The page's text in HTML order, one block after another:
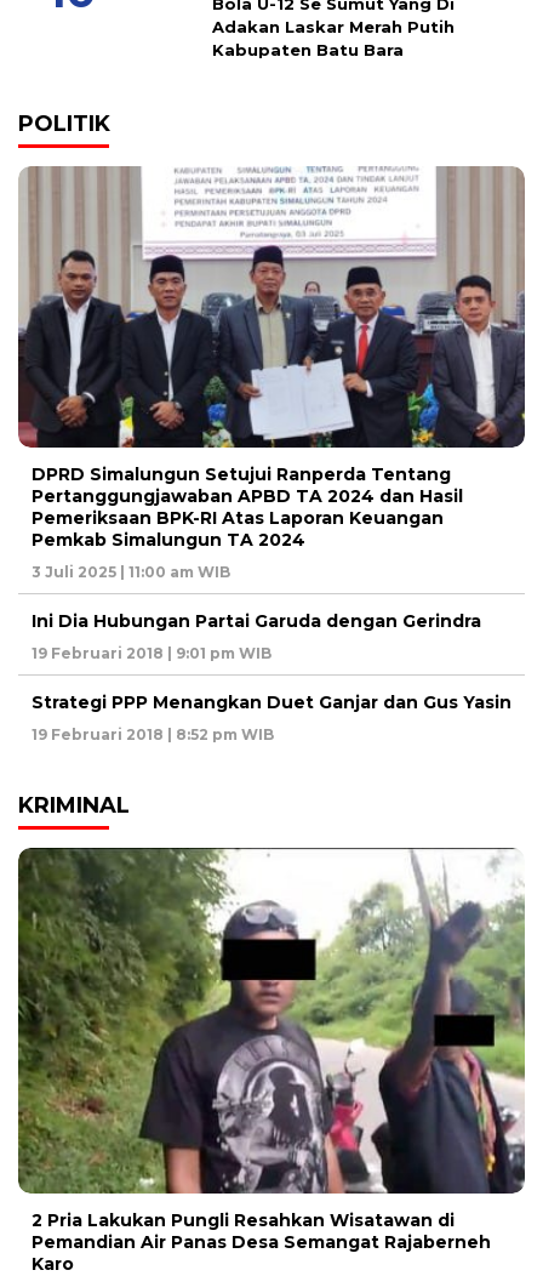
Adakan Laskar Merah Putih
Kabupaten Batu Bara
POLITIK
DPRD Simalungun Setujui Ranperda Tentang
Pertanggungjawaban APBD TA 2024 dan Hasil
Pemeriksaan BPK-RI Atas Laporan Keuangan
Pemkab Simalungun TA 2024
3 Juli 2025 | 11:00 am WIB
Ini Dia Hubungan Partai Garuda dengan Gerindra
19 Februari 2018 | 9:01 pm WIB
Strategi PPP Menangkan Duet Ganjar dan Gus Yasin
19 Februari 2018 | 8:52 pm WIB
KRIMINAL
2 Pria Lakukan Pungli Resahkan Wisatawan di
Pemandian Air Panas Desa Semangat Rajaberneh
Karo